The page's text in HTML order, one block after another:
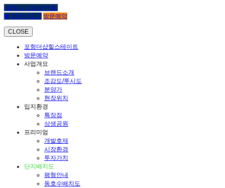
(클릭시 상담사연결)
☎ 1800-6127 방문예약
CLOSE
포항더샵힐스테이트
방문예약
사업개요
브랜드소개
조감도/투시도
분양가
현장위치
입지환경
특장점
상생공원
프리미엄
개발호재
시장환경
투자가치
단지배치도
평형안내
동호수배치도